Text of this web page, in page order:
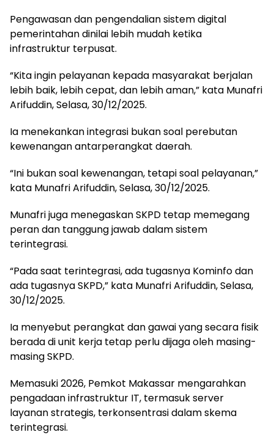
Pengawasan dan pengendalian sistem digital
pemerintahan dinilai lebih mudah ketika
infrastruktur terpusat.
“Kita ingin pelayanan kepada masyarakat berjalan
lebih baik, lebih cepat, dan lebih aman,” kata Munafri
Arifuddin, Selasa, 30/12/2025.
Ia menekankan integrasi bukan soal perebutan
kewenangan antarperangkat daerah.
“Ini bukan soal kewenangan, tetapi soal pelayanan,”
kata Munafri Arifuddin, Selasa, 30/12/2025.
Munafri juga menegaskan SKPD tetap memegang
peran dan tanggung jawab dalam sistem
terintegrasi.
“Pada saat terintegrasi, ada tugasnya Kominfo dan
ada tugasnya SKPD,” kata Munafri Arifuddin, Selasa,
30/12/2025.
Ia menyebut perangkat dan gawai yang secara fisik
berada di unit kerja tetap perlu dijaga oleh masing-
masing SKPD.
Memasuki 2026, Pemkot Makassar mengarahkan
pengadaan infrastruktur IT, termasuk server
layanan strategis, terkonsentrasi dalam skema
terintegrasi.